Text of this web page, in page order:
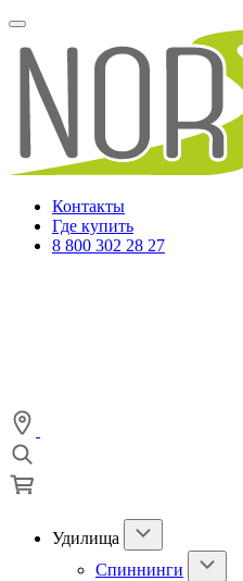
Контакты
Где купить
8 800 302 28 27
Удилища
Спиннинги